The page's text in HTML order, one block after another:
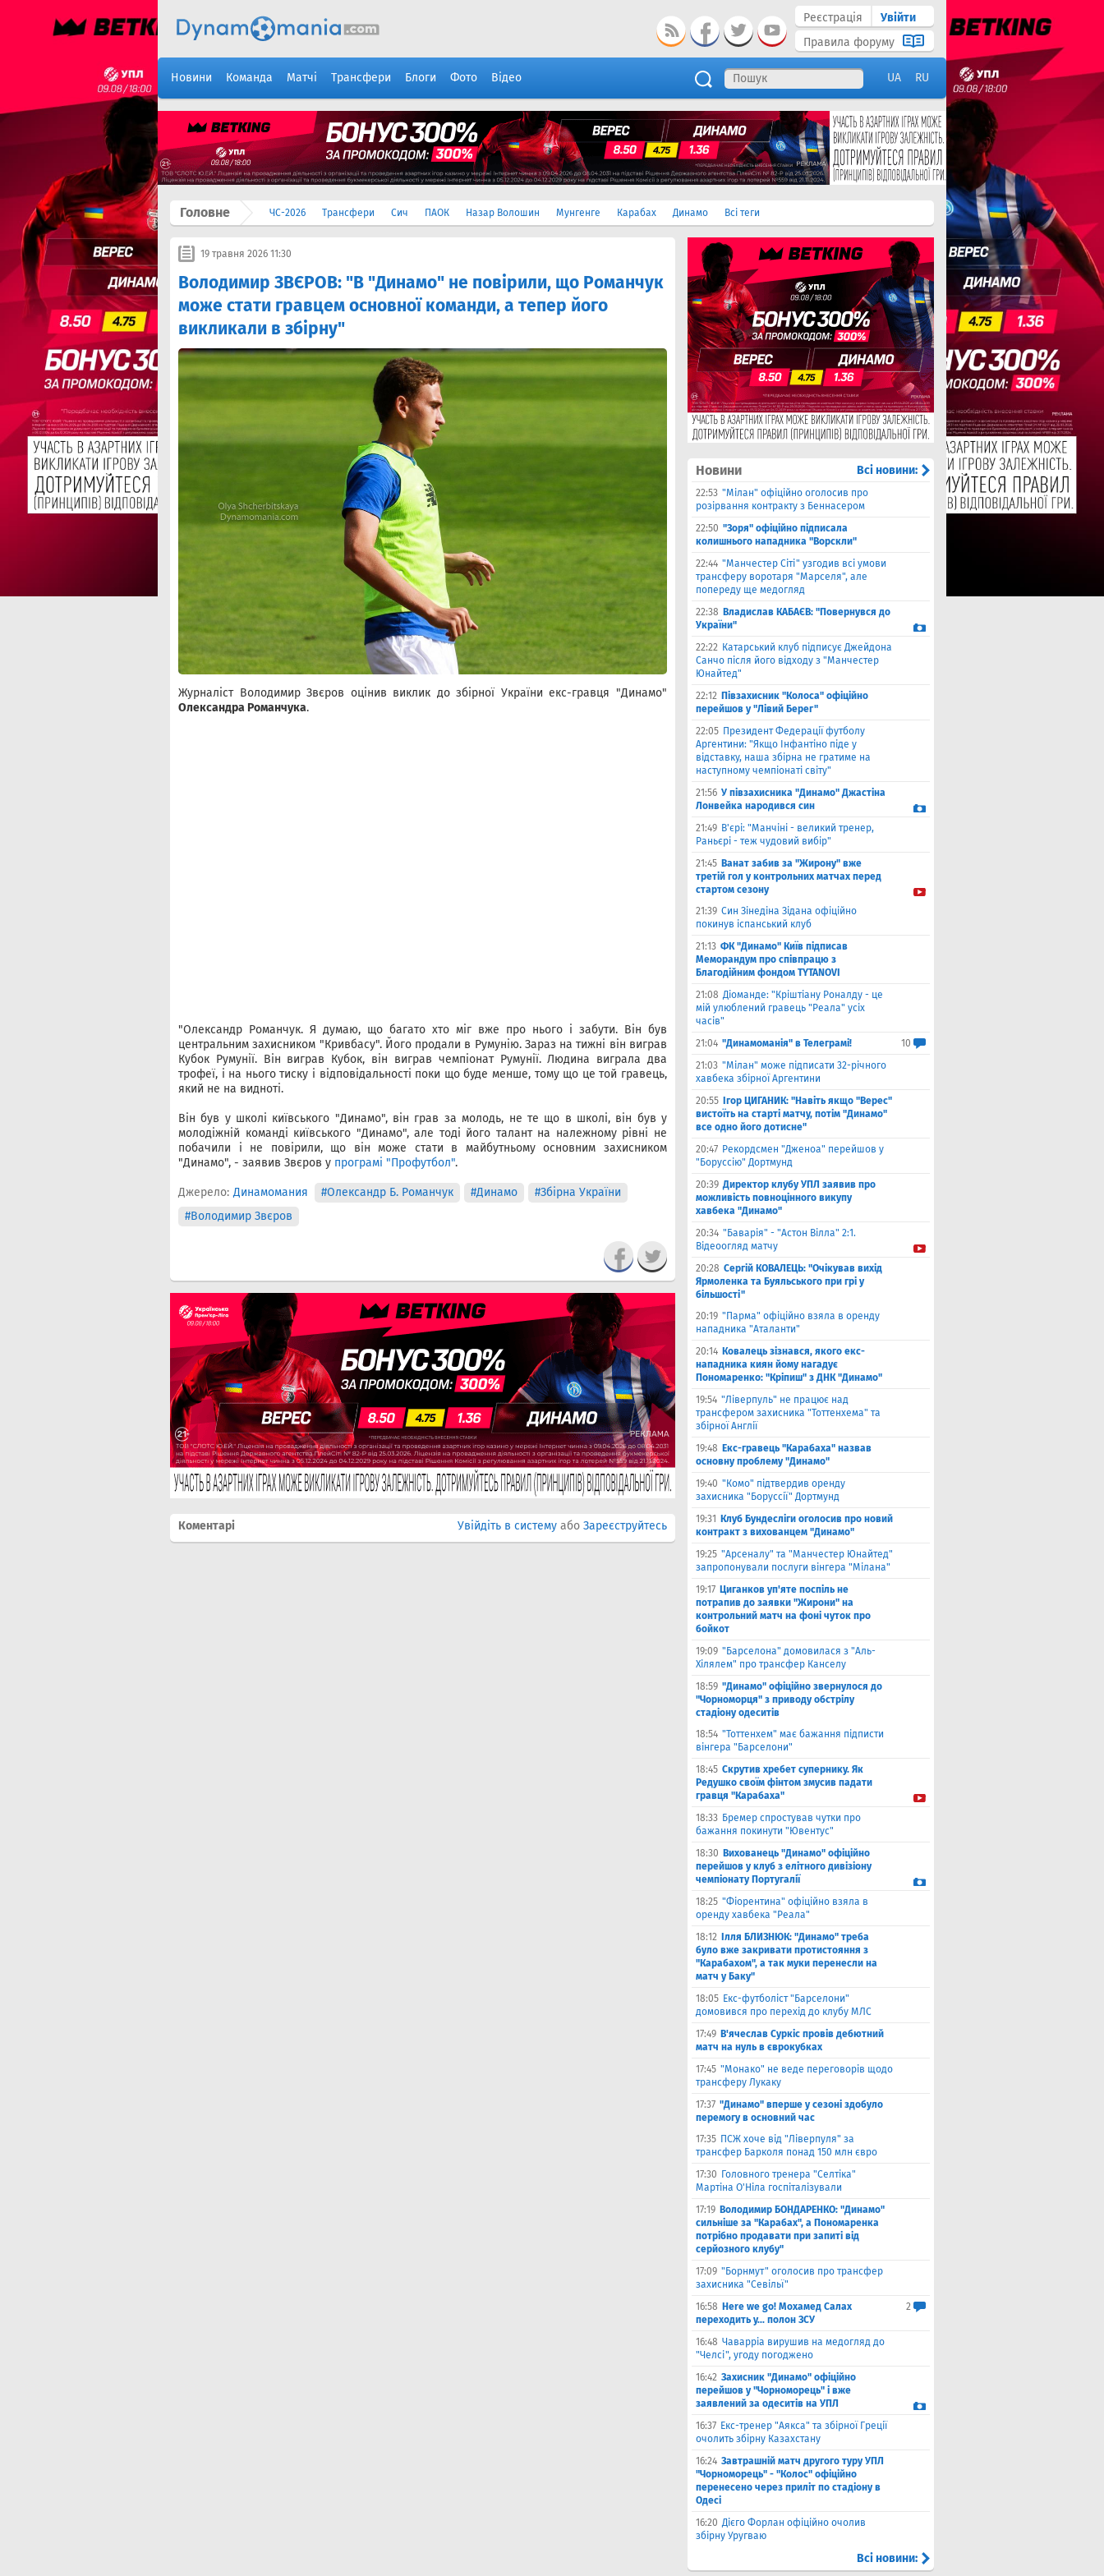
Реєстрація
Увійти
Правила форуму
Новини Команда Матчі Трансфери Блоги Фото Відео UA RU
Головне ЧС-2026 Трансфери Сич ПАОК Назар Волошин Мунгенге Карабах Динамо Всі теги
19 травня 2026 11:30
Володимир ЗВЄРОВ: "В "Динамо" не повірили, що Романчук
може стати гравцем основної команди, а тепер його
викликали в збірну"
Журналіст Володимир Звєров оцінив виклик до збірної України екс-гравця "Динамо"
Олександра Романчука.
"Олександр Романчук. Я думаю, що багато хто міг вже про нього і забути. Він був
центральним захисником "Кривбасу". Його продали в Румунію. Зараз на тижні він виграв
Кубок Румунії. Він виграв Кубок, він виграв чемпіонат Румунії. Людина виграла два
трофеї, і на нього тиску і відповідальності поки що буде менше, тому що це той гравець,
який не на видноті.
Він був у школі київського "Динамо", він грав за молодь, не те що в школі, він був у
молодіжній команді київського "Динамо", але тоді його талант на належному рівні не
побачили і не повірили, що він може стати в майбутньому основним захисником
"Динамо", - заявив Звєров у програмі "Профутбол".
Джерело: Динамомания #Олександр Б. Романчук #Динамо
#Збірна України
#Володимир Звєров
Коментарі Увійдіть в систему або Зареєструйтесь
Новини Всі новини:
22:53 "Мілан" офіційно оголосив про
розірвання контракту з Беннасером
22:50 "Зоря" офіційно підписала
колишнього нападника "Ворскли"
22:44 "Манчестер Сіті" узгодив всі умови
трансферу воротаря "Марселя", але
попереду ще медогляд
22:38 Владислав КАБАЄВ: "Повернувся до
України"
22:22 Катарський клуб підписує Джейдона
Санчо після його відходу з "Манчестер
Юнайтед"
22:12 Півзахисник "Колоса" офіційно
перейшов у "Лівий Берег"
22:05 Президент Федерації футболу
Аргентини: "Якщо Інфантіно піде у
відставку, наша збірна не гратиме на
наступному чемпіонаті світу"
21:56 У півзахисника "Динамо" Джастіна
Лонвейка народився син
21:49 В'єрі: "Манчіні - великий тренер,
Раньєрі - теж чудовий вибір"
21:45 Ванат забив за "Жирону" вже
третій гол у контрольних матчах перед
стартом сезону
21:39 Син Зінедіна Зідана офіційно
покинув іспанський клуб
21:13 ФК "Динамо" Київ підписав
Меморандум про співпрацю з
Благодійним фондом TYTANOVI
21:08 Діоманде: "Кріштіану Роналду - це
мій улюблений гравець "Реала" усіх
часів"
21:04 "Динамоманія" в Телеграмі!
10
21:03 "Мілан" може підписати 32-річного
хавбека збірної Аргентини
20:55
Ігор ЦИГАНИК: "Навіть якщо "Верес"
вистоїть на старті матчу, потім "Динамо"
все одно його дотисне"
20:47 Рекордсмен "Дженоа" перейшов у
"Боруссію" Дортмунд
20:39 Директор клубу УПЛ заявив про
можливість повноцінного викупу
хавбека "Динамо"
20:34 "Баварія" - "Астон Вілла" 2:1.
Відеоогляд матчу
20:28 Сергій КОВАЛЕЦЬ: "Очікував вихід
Ярмоленка та Буяльського при грі у
більшості"
20:19 "Парма" офіційно взяла в оренду
нападника "Аталанти"
20:14 Ковалець зізнався, якого екс-
нападника киян йому нагадує
Пономаренко: "Кріпиш" з ДНК "Динамо"
19:54 "Ліверпуль" не працює над
трансфером захисника "Тоттенхема" та
збірної Англії
19:48 Екс-гравець "Карабаха" назвав
основну проблему "Динамо"
19:40 "Комо" підтвердив оренду
захисника "Боруссії" Дортмунд
19:31
Клуб Бундесліги оголосив про новий
контракт з вихованцем "Динамо"
19:25 "Арсеналу" та "Манчестер Юнайтед"
запропонували послуги вінгера "Мілана"
19:17 Циганков уп'яте поспіль не
потрапив до заявки "Жирони" на
контрольний матч на фоні чуток про
бойкот
19:09 "Барселона" домовилася з "Аль-
Хілялем" про трансфер Канселу
18:59 "Динамо" офіційно звернулося до
"Чорноморця" з приводу обстрілу
стадіону одеситів
18:54 "Тоттенхем" має бажання підписти
вінгера "Барселони"
18:45 Скрутив хребет супернику. Як
Редушко своїм фінтом змусив падати
гравця "Карабаха"
18:33 Бремер спростував чутки про
бажання покинути "Ювентус"
18:30 Вихованець "Динамо" офіційно
перейшов у клуб з елітного дивізіону
чемпіонату Португалії
18:25 "Фіорентина" офіційно взяла в
оренду хавбека "Реала"
18:12
Ілля БЛИЗНЮК: "Динамо" треба
було вже закривати протистояння з
"Карабахом", а так муки перенесли на
матч у Баку"
18:05 Екс-футболіст "Барселони"
домовився про перехід до клубу МЛС
17:49 В'ячеслав Суркіс провів дебютний
матч на нуль в єврокубках
17:45 "Монако" не веде переговорів щодо
трансферу Лукаку
17:37 "Динамо" вперше у сезоні здобуло
перемогу в основний час
17:35 ПСЖ хоче від "Ліверпуля" за
трансфер Барколя понад 150 млн євро
17:30 Головного тренера "Селтіка"
Мартіна О'Ніла госпіталізували
17:19 Володимир БОНДАРЕНКО: "Динамо"
сильніше за "Карабах", а Пономаренка
потрібно продавати при запиті від
серйозного клубу"
17:09 "Борнмут" оголосив про трансфер
захисника "Севільї"
16:58 Here we go! Мохамед Салах
переходить у... полон ЗСУ
2
16:48 Чаварріа вирушив на медогляд до
"Челсі", угоду погоджено
16:42 Захисник "Динамо" офіційно
перейшов у "Чорноморець" і вже
заявлений за одеситів на УПЛ
16:37 Екс-тренер "Аякса" та збірної Греції
очолить збірну Казахстану
16:24 Завтрашній матч другого туру УПЛ
"Чорноморець" - "Колос" офіційно
перенесено через приліт по стадіону в
Одесі
16:20 Дієго Форлан офіційно очолив
збірну Уругваю
Всі новини: